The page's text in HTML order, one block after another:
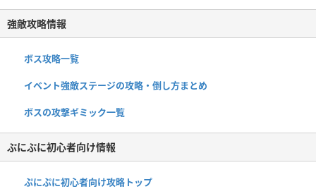
強敵攻略情報
ボス攻略一覧
イベント強敵ステージの攻略・倒し方まとめ
ボスの攻撃ギミック一覧
ぷにぷに初心者向け情報
ぷにぷに初心者向け攻略トップ